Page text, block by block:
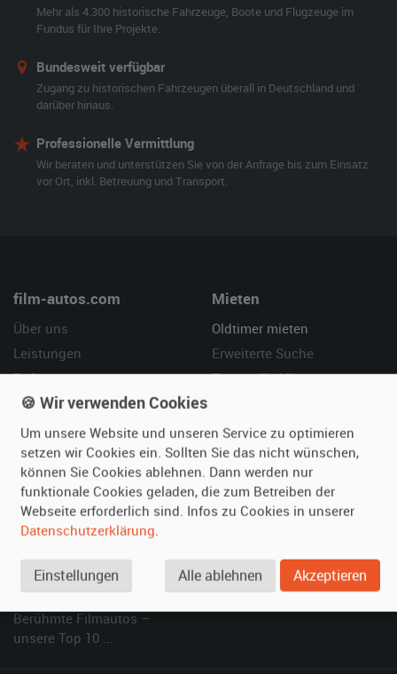
Mehr als 4.300 historische Fahrzeuge, Boote und Flugzeuge im
Fundus für Ihre Projekte.
Bundesweit verfügbar
Zugang zu historischen Fahrzeugen überall in Deutschland und
darüber hinaus.
Professionelle Vermittlung
Wir beraten und unterstützen Sie von der Anfrage bis zum Einsatz
vor Ort, inkl. Betreuung und Transport.
film-autos.com
Über uns
Leistungen
Referenzen
Kundenmeinungen
Mieten
Oldtimer mieten
Erweiterte Suche
Fragen für Mieter
Vermieten
Oldtimer anmelden
Fotos senden
Fragen für Vermieter
Hilfe
Häufige Fragen (FAQ)
So funktioniert's
Berühmte Filmautos –
unsere Top 10 ...
🍪 Wir verwenden Cookies
Um unsere Website und unseren Service zu optimieren
setzen wir Cookies ein. Sollten Sie das nicht wünschen,
können Sie Cookies ablehnen. Dann werden nur
funktionale Cookies geladen, die zum Betreiben der
Webseite erforderlich sind. Infos zu Cookies in unserer
Datenschutzerklärung.
Einstellungen Alle ablehnen Akzeptieren